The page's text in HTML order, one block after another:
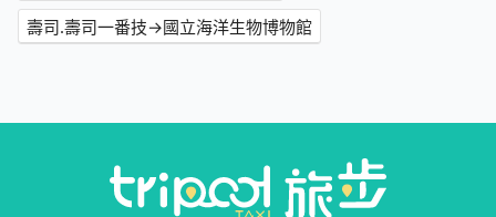
壽司.壽司一番技→國立海洋生物博物館